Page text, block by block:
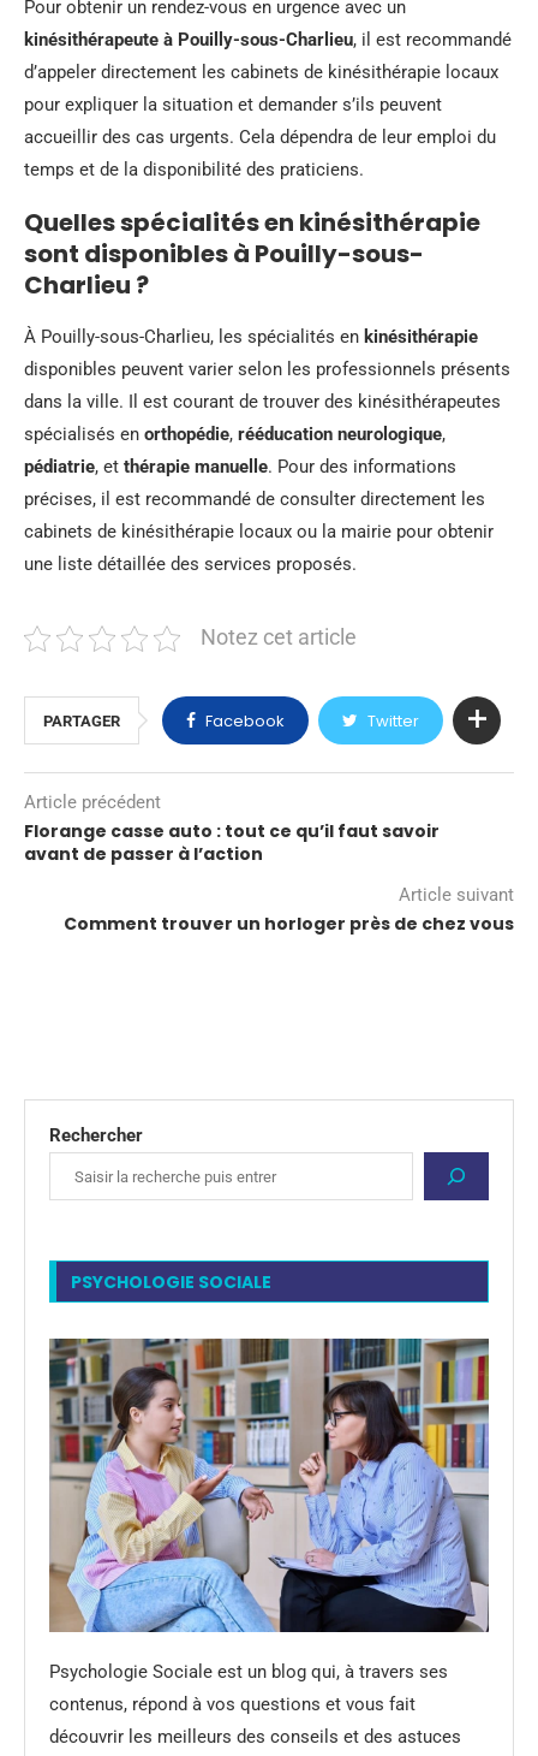
Pour obtenir un rendez-vous en urgence avec un
kinésithérapeute à Pouilly-sous-Charlieu, il est recommandé
d’appeler directement les cabinets de kinésithérapie locaux
pour expliquer la situation et demander s’ils peuvent
accueillir des cas urgents. Cela dépendra de leur emploi du
temps et de la disponibilité des praticiens.
Quelles spécialités en kinésithérapie
sont disponibles à Pouilly-sous-
Charlieu ?
À Pouilly-sous-Charlieu, les spécialités en kinésithérapie
disponibles peuvent varier selon les professionnels présents
dans la ville. Il est courant de trouver des kinésithérapeutes
spécialisés en orthopédie, rééducation neurologique,
pédiatrie, et thérapie manuelle. Pour des informations
précises, il est recommandé de consulter directement les
cabinets de kinésithérapie locaux ou la mairie pour obtenir
une liste détaillée des services proposés.
Notez cet article
PARTAGER Facebook Twitter
Article précédent
Florange casse auto : tout ce qu’il faut savoir
avant de passer à l’action
Article suivant
Comment trouver un horloger près de chez vous
Rechercher
PSYCHOLOGIE SOCIALE
Psychologie Sociale est un blog qui, à travers ses
contenus, répond à vos questions et vous fait
découvrir les meilleurs des conseils et des astuces